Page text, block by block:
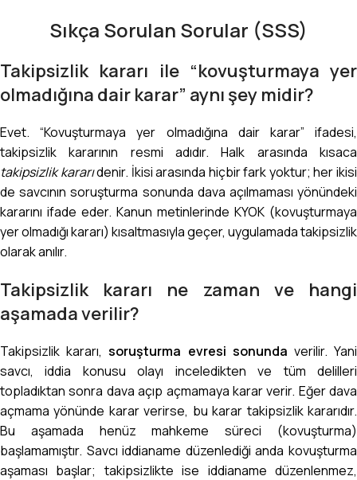
Sıkça Sorulan Sorular (SSS)
Takipsizlik kararı ile “kovuşturmaya yer
olmadığına dair karar” aynı şey midir?
Evet. “Kovuşturmaya yer olmadığına dair karar” ifadesi,
takipsizlik kararının resmi adıdır. Halk arasında kısaca
takipsizlik kararıdenir. İkisi arasında hiçbir fark yoktur; her ikisi
de savcının soruşturma sonunda dava açılmaması yönündeki
kararını ifade eder. Kanun metinlerinde KYOK (kovuşturmaya
yer olmadığı kararı) kısaltmasıyla geçer, uygulamada takipsizlik
olarak anılır.
Takipsizlik kararı ne zaman ve hangi
aşamada verilir?
Takipsizlik kararı,soruşturma evresi sonunda verilir. Yani
savcı, iddia konusu olayı inceledikten ve tüm delilleri
topladıktan sonra dava açıp açmamaya karar verir. Eğer dava
açmama yönünde karar verirse, bu karar takipsizlik kararıdır.
Bu aşamada henüz mahkeme süreci (kovuşturma)
başlamamıştır. Savcı iddianame düzenlediği anda kovuşturma
aşaması başlar; takipsizlikte ise iddianame düzenlenmez,